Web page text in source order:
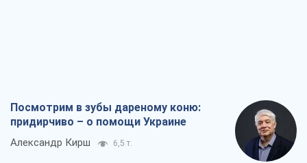
Посмотрим в зубы дареному коню:
придирчиво – о помощи Украине
Александр Кирш 6,5 т.